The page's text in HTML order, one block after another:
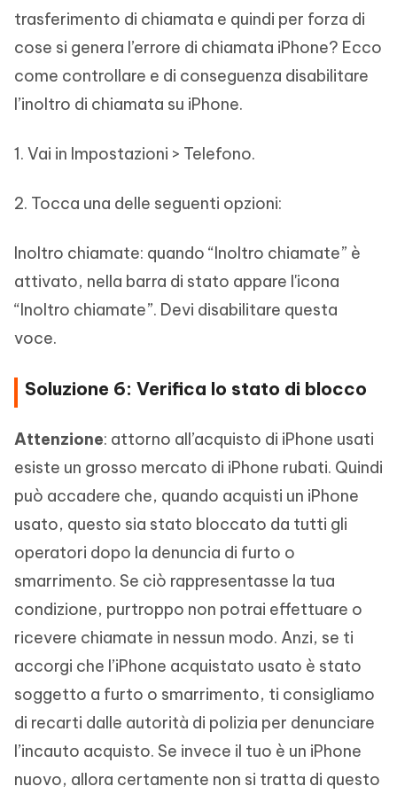
trasferimento di chiamata e quindi per forza di
cose si genera l’errore di chiamata iPhone? Ecco
come controllare e di conseguenza disabilitare
l’inoltro di chiamata su iPhone.
1. Vai in Impostazioni > Telefono.
2. Tocca una delle seguenti opzioni:
Inoltro chiamate: quando “Inoltro chiamate” è
attivato, nella barra di stato appare l'icona
“Inoltro chiamate”. Devi disabilitare questa
voce.
Soluzione 6: Verifica lo stato di blocco
Attenzione: attorno all’acquisto di iPhone usati
esiste un grosso mercato di iPhone rubati. Quindi
può accadere che, quando acquisti un iPhone
usato, questo sia stato bloccato da tutti gli
operatori dopo la denuncia di furto o
smarrimento. Se ciò rappresentasse la tua
condizione, purtroppo non potrai effettuare o
ricevere chiamate in nessun modo. Anzi, se ti
accorgi che l’iPhone acquistato usato è stato
soggetto a furto o smarrimento, ti consigliamo
di recarti dalle autorità di polizia per denunciare
l’incauto acquisto. Se invece il tuo è un iPhone
nuovo, allora certamente non si tratta di questo